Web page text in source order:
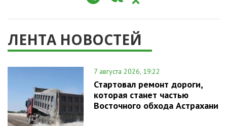
ЛЕНТА НОВОСТЕЙ
7 августа 2026, 19:22
Стартовал ремонт дороги,
которая станет частью
Восточного обхода Астрахани